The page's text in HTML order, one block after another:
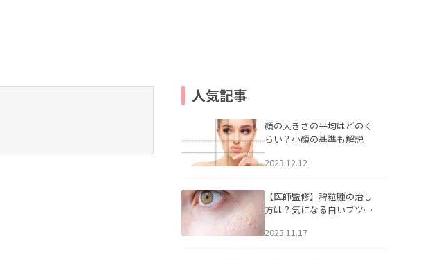
人気記事
顔の大きさの平均はどのく
らい？小顔の基準も解説
2023.12.12
【医師監修】稗粒腫の治し
方は？気になる白いブツブ
アについて
2023.11.17